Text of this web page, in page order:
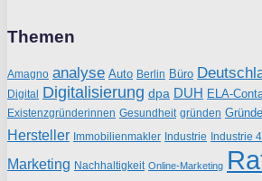
Themen
Amagno analyse Auto Berlin Büro
Digital Digitalisierung dpa DUH ELA-
Existenzgründerinnen Gesundheit gründen
Hersteller Immobilienmakler Industrie Industrie
Marketing Nachhaltigkeit Online-Marketing